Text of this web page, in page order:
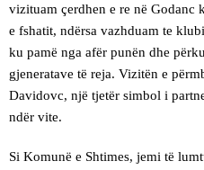
vizituam çerdhen e re në Godanc
e fshatit, ndërsa vazhduam te
ku pamë nga afër punën dhe
gjeneratave të reja. Vizitën e
Davidovc, një tjetër simbol i
ndër vite.
Si Komunë e Shtimes, jemi të